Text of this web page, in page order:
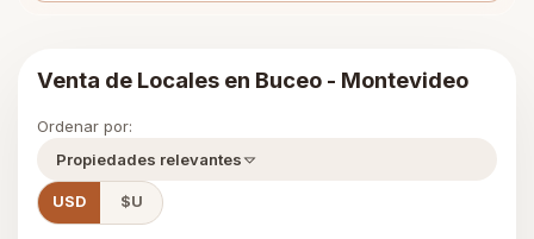
Venta de Locales en Buceo - Montevideo
Ordenar por:
Propiedades relevantes
USD $U